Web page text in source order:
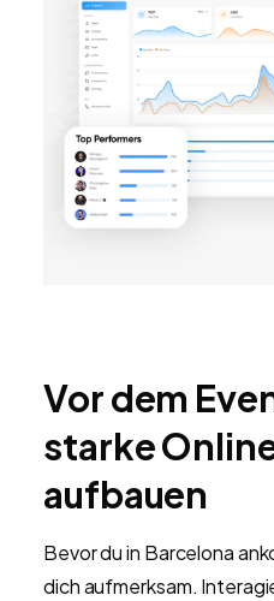
Vor dem
starke
aufbauen
Bevor du in Barcelona
dich aufmerksam.